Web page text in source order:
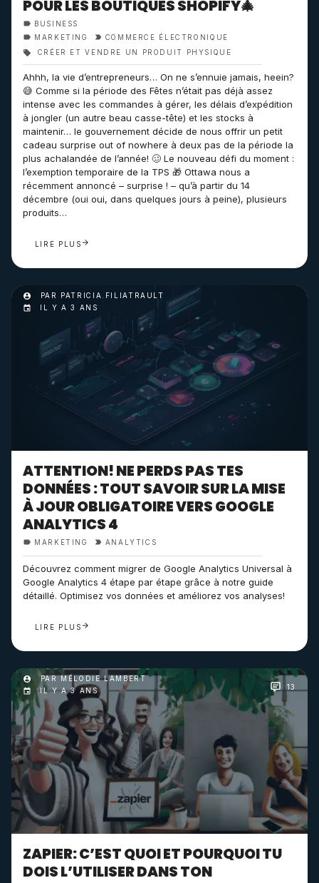
POUR LES BOUTIQUES SHOPIFY🎄
BUSINESS
MARKETING
COMMERCE ÉLECTRONIQUE
CRÉER ET VENDRE UN PRODUIT PHYSIQUE
Ahhh, la vie d’entrepreneurs… On ne s’ennuie jamais, heein?
😅 Comme si la période des Fêtes n’était pas déjà assez
intense avec les commandes à gérer, les délais d’expédition
à jongler (un autre beau casse-tête) et les stocks à
maintenir… le gouvernement décide de nous offrir un petit
cadeau surprise out of nowhere à deux pas de la période la
plus achalandée de l’année! 🥴 Le nouveau défi du moment :
l’exemption temporaire de la TPS 🎁 Ottawa nous a
récemment annoncé – surprise ! – qu’à partir du 14
décembre (oui oui, dans quelques jours à peine), plusieurs
produits…
LIRE PLUS
ATTENTION! NE PERDS PAS TES
DONNÉES : TOUT SAVOIR SUR LA MISE
À JOUR OBLIGATOIRE VERS GOOGLE
ANALYTICS 4
MARKETING ANALYTICS
Découvrez comment migrer de Google Analytics Universal à
Google Analytics 4 étape par étape grâce à notre guide
détaillé. Optimisez vos données et améliorez vos analyses!
LIRE PLUS
PAR PATRICIA.FILIATRAULT
IL Y A 3 ANS
ZAPIER: C’EST QUOI ET POURQUOI TU
DOIS L’UTILISER DANS TON
PAR MÉLODIE LAMBERT
IL Y A 3 ANS
13